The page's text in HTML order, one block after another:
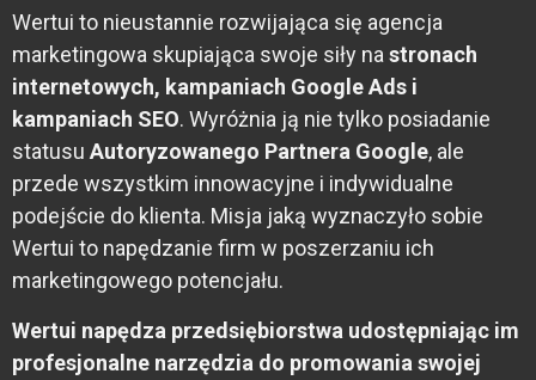
Wertui to nieustannie rozwijająca się agencja
marketingowa skupiająca swoje siły na stronach
internetowych, kampaniach Google Ads i
kampaniach SEO. Wyróżnia ją nie tylko posiadanie
statusu Autoryzowanego Partnera Google, ale
przede wszystkim innowacyjne i indywidualne
podejście do klienta. Misja jaką wyznaczyło sobie
Wertui to napędzanie firm w poszerzaniu ich
marketingowego potencjału.
Wertui napędza przedsiębiorstwa udostępniając im
profesjonalne narzędzia do promowania swojej